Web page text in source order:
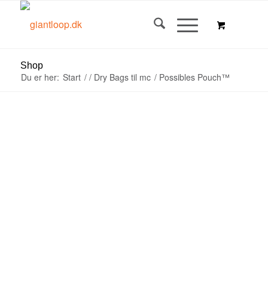
Shop
Du er her: Start / / Dry Bags til mc / Possibles Pouch™